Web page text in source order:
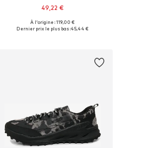
49,22 €
Disponible en plusieurs tailles
À l'origine : 119,00 €
Dernier prix le plus bas :45,44 €